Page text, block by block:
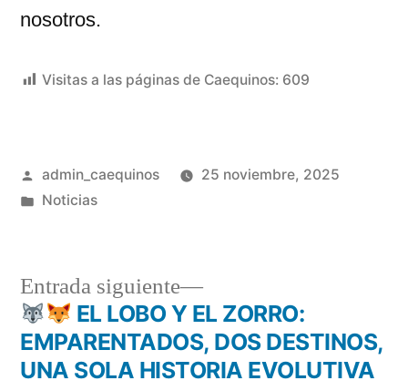
nosotros.
Visitas a las páginas de Caequinos: 609
admin_caequinos
25 noviembre, 2025
Noticias
Entrada siguiente
EL LOBO Y EL ZORRO:
EMPARENTADOS, DOS DESTINOS,
UNA SOLA HISTORIA EVOLUTIVA